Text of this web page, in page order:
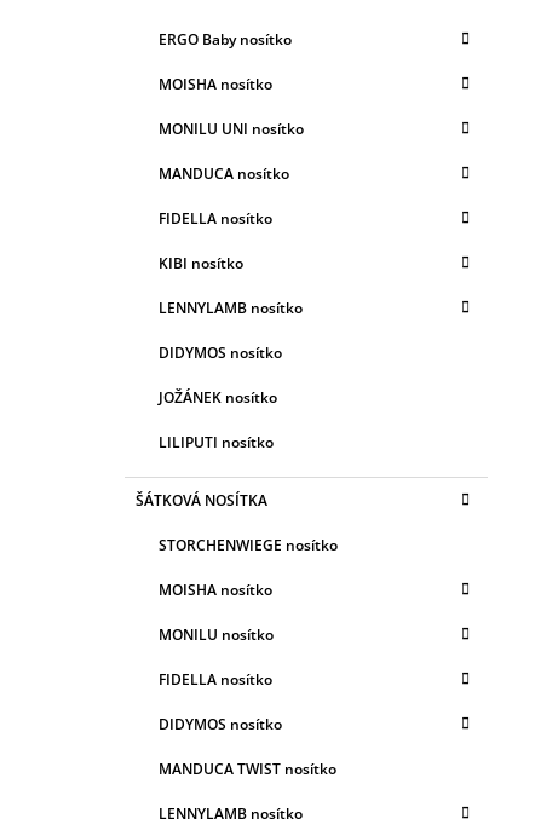
ERGO Baby nosítko
MOISHA nosítko
MONILU UNI nosítko
MANDUCA nosítko
FIDELLA nosítko
KIBI nosítko
LENNYLAMB nosítko
DIDYMOS nosítko
JOŽÁNEK nosítko
LILIPUTI nosítko
ŠÁTKOVÁ NOSÍTKA
STORCHENWIEGE nosítko
MOISHA nosítko
MONILU nosítko
FIDELLA nosítko
DIDYMOS nosítko
MANDUCA TWIST nosítko
LENNYLAMB nosítko